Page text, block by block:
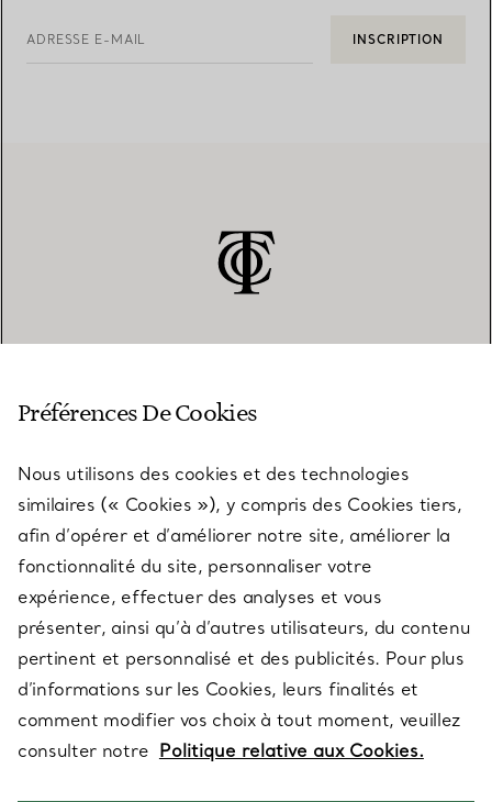
ADRESSE E-MAIL INSCRIPTION
SERVICES
À PROPOS
QUESTIONS LÉGALES
SUIVEZ-NOUS
Préférences De Cookies
Nous utilisons des cookies et des technologies
similaires (« Cookies »), y compris des Cookies tiers,
afin d’opérer et d’améliorer notre site, améliorer la
fonctionnalité du site, personnaliser votre
expérience, effectuer des analyses et vous
présenter, ainsi qu’à d’autres utilisateurs, du contenu
pertinent et personnalisé et des publicités. Pour plus
d’informations sur les Cookies, leurs finalités et
comment modifier vos choix à tout moment, veuillez
consulter notre Politique relative aux Cookies.